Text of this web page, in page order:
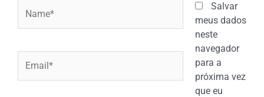
Salvar
meus dados
neste
navegador
para a
próxima vez
que eu